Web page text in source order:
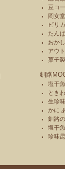
豆コ
岡女
ピリカ
たん
おか
アウ
菓子
釧路
塩干
とき
生珍
かに
釧路
塩干
珍味